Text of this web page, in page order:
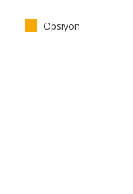
Opsiyon